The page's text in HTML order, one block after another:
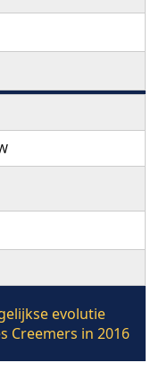
evolutie
Creemers in 2016